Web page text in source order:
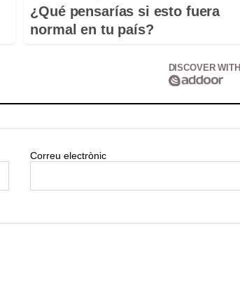
¿Qué pensarías si esto fuera
normal en tu país?
DISCOVER WITH
Correu electrònic